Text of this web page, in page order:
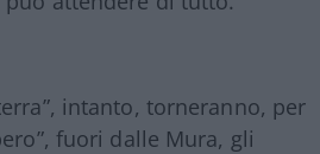
intanto, torneranno, per
fuori dalle Mura, gli